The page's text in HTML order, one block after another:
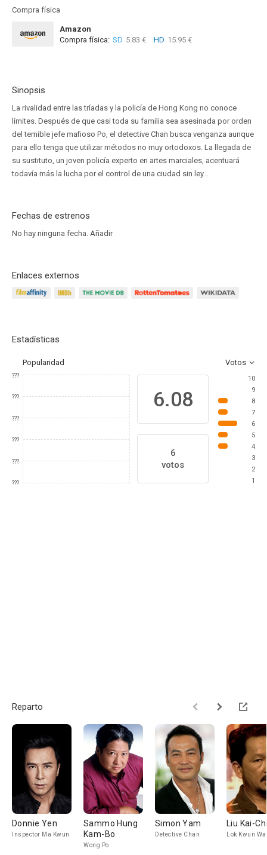
Compra física
Amazon
Compra física: SD 5.83 € HD 15.95 €
Sinopsis
La rivalidad entre las tríadas y la policía de Hong Kong no conoce
límites. Después de que casi toda su familia sea asesinada por orden
del temible jefe mafioso Po, el detective Chan busca venganza aunque
para ello tenga que utilizar métodos no muy ortodoxos. La llegada de
su sustituto, un joven policía experto en artes marciales, acentuará
todavía más la lucha por el control de una ciudad sin ley...
Fechas de estrenos
No hay ninguna fecha. Añadir
Enlaces externos
Estadísticas
Popularidad Votos
???
???
???
???
???
???
6.08
6
votos
10
9
8
7
6
5
4
3
2
1
Reparto
Donnie Yen
Inspector Ma Kwun
Sammo Hung
Kam-Bo
Wong Po
Simon Yam
Detective Chan
Liu Kai-
Lok Kwun